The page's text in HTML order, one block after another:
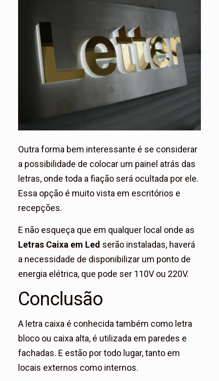
Outra forma bem interessante é se considerar
a possibilidade de colocar um painel atrás das
letras, onde toda a fiação será ocultada por ele.
Essa opção é muito vista em escritórios e
recepções.
E não esqueça que em qualquer local onde as
Letras Caixa em Led serão instaladas, haverá
a necessidade de disponibilizar um ponto de
energia elétrica, que pode ser 110V ou 220V.
Conclusão
A letra caixa é conhecida também como letra
bloco ou caixa alta, é utilizada em paredes e
fachadas. E estão por todo lugar, tanto em
locais externos como internos.